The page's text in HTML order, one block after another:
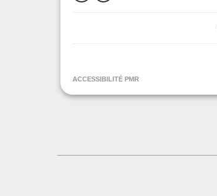
Musée de l'Affabuloscope
ACCESSIBILITÉ PMR